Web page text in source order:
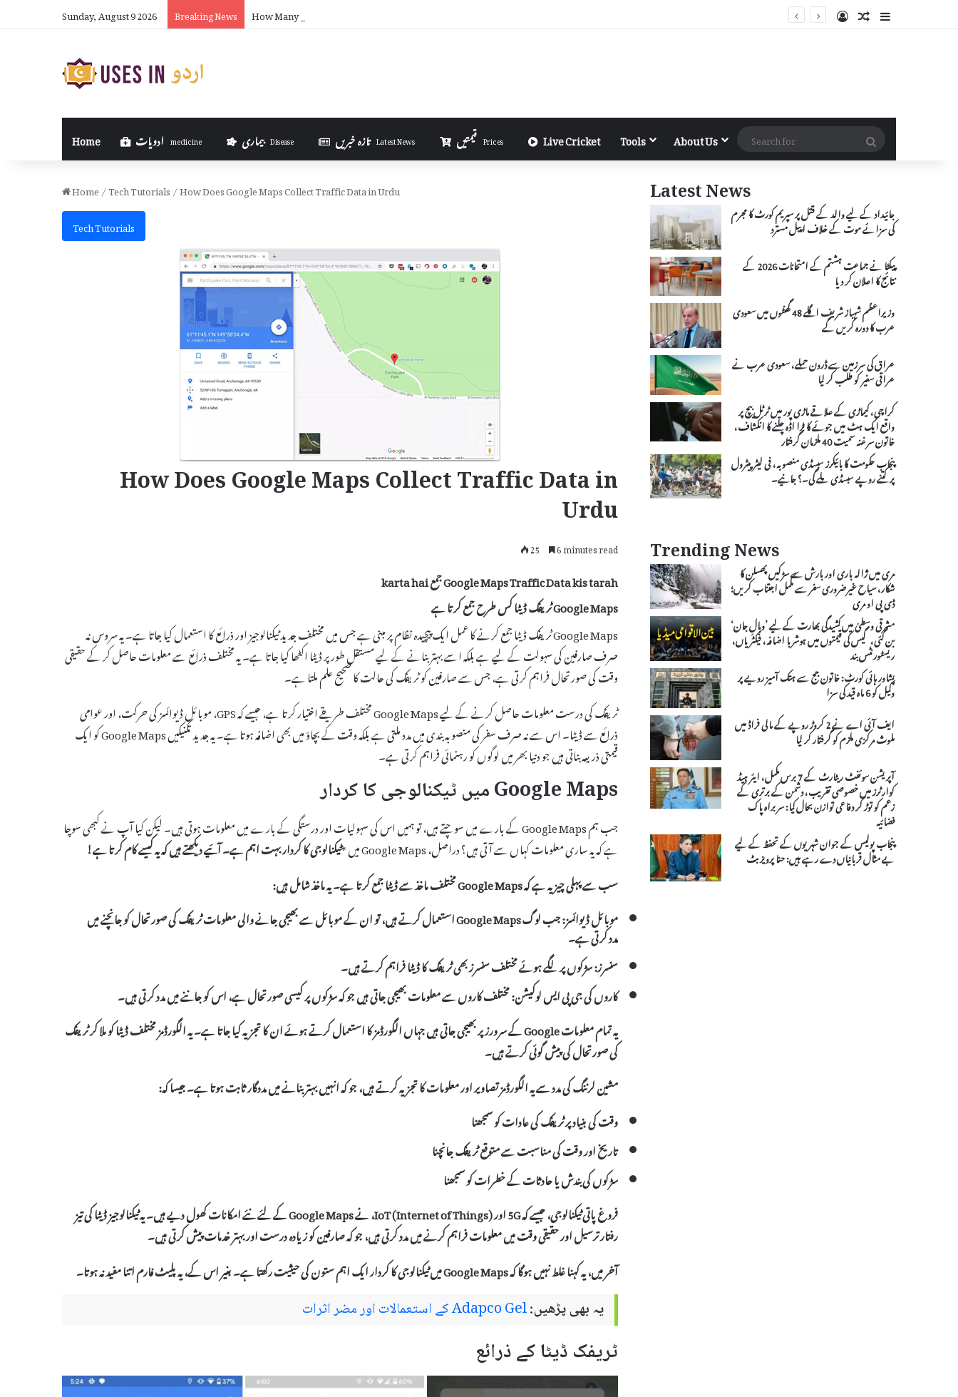
Sunday, August 9 2026 Breaking News How Many Fulbright Scholarships Are Awarded Each Year in Urdu Log InRandom Article
Sidebar
Home medicine بیماری Disease تازہ خبریں Latest News Prices Live Cricket Tools About Us
Search
for
Home/Tech Tutorials/How Does Google Maps Collect Traffic Data in Urdu
Tech Tutorials
How Does Google Maps Collect Traffic Data in
Urdu
25 6 minutes read
Google Maps Traffic Data kis tarah جمع karta hai
Google Maps ٹریفک ڈیٹا کس طرح جمع کرتا ہے
Google Maps ٹریفک ڈیٹا جمع کرنے کا عمل ایک پیچیدہ نظام پر مبنی ہے جس میں مختلف جدید ٹیکنالوجیز اور ذرائع کا استعمال کیا جاتا ہے۔ یہ سروس نہ
صرف صارفین کی سہولت کے لیے ہے بلکہ اسے بہتر بنانے کے لیے مستقل طور پر ڈیٹا اکٹھا کیا جاتا ہے۔ یہ مختلف ذرائع سے معلومات حاصل کر کے حقیقی
وقت کی صورتحال فراہم کرتی ہے، جس سے صارفین کو ٹریفک کی حالت کا صحیح علم ملتا ہے۔
ٹریفک کی درست معلومات حاصل کرنے کے لیے Google Maps مختلف طریقے اختیار کرتا ہے، جیسے کہ GPS، موبائل ڈیوائسز کی حرکت، اور عوامی
ذرائع سے ڈیٹا۔ اس سے نہ صرف سفر کی منصوبہ بندی میں مدد ملتی ہے بلکہ وقت کے بچاؤ میں بھی اضافہ ہوتا ہے۔ یہ جدید تکنیکیں Google Maps کو ایک
قیمتی ذریعہ بناتی ہیں جو دنیا بھر میں لوگوں کو رہنمائی فراہم کرتی ہے۔
Google Maps میں ٹیکنالوجی کا کردار
جب ہم Google Maps کے بارے میں سوچتے ہیں، تو ہمیں اس کی سہولیات اور درستگی کے بارے میں معلومات ہوتی ہیں۔ لیکن کیا آپ نے کبھی سوچا
ہے کہ یہ ساری معلومات کہاں سے آتی ہیں؟ دراصل، Google Maps میں * ٹیکنالوجیکا کردار بہت اہم ہے۔ آئیے دیکھتے ہیں کہ یہ کیسے کام کرتا ہے!
سب سے پہلی چیز یہ ہے کہ Google Maps مختلف
ماخذسے ڈیٹا جمع کرتا ہے۔ یہ ماخذ شامل ہیں:
موبائل ڈیوائسز:
جب لوگ Google Maps استعمال کرتے ہیں، تو ان کے موبائل سے بھیجی جانے والی معلومات ٹریفک کی صورتحال کو جانچنے میں
مدد کرتی ہے۔
سنسرز:سڑکوں پر لگے ہوئے مختلف سنسرز بھی ٹریفک کا ڈیٹا فراہم کرتے ہیں۔
کاروں کی جی پی ایس لوکیشن:مختلف کاروں سے معلومات بھیجی جاتی ہیں جو کہ سڑکوں پر کیسی صورتحال ہے، اس کو جاننے میں مدد کرتی ہیں۔
یہ تمام معلومات Google کے سرورز پر بھیجی جاتی ہیں جہاں
الگورڈمزکا استعمال کرتے ہوئے ان کا تجزیہ کیا جاتا ہے۔ یہ الگورڈمز مختلف ڈیٹا کو ملا کر ٹریفک
کی صورتحال کی پیش گوئی کرتے ہیں۔
مشین لرننگکی مدد سے یہ الگورڈمز تصاویر اور معلومات کا تجزیہ کرتے ہیں، جو کہ انہیں بہتر بنانے میں مددگار ثابت ہوتا ہے۔ جیسا کہ:
وقت کی بنیاد پر ٹریفک کی عادات کو سمجھنا
تاریخ اور وقت کی مناسبت سے متوقع ٹریفک جانچنا
سڑکوں کی بندش یا حادثات کے خطرات کو سمجھنا
فروغ پاتیٹیکنالوجی ، جیسے کہ 5G اور IoT (Internet of Things)، نے Google Maps کے لئے نئے امکانات کھول دیے ہیں۔ یہ ٹیکنالوجیز ڈیٹا کی تیز
رفتار ترسیل اور حقیقی وقت میں معلومات فراہم کرنے میں مدد کرتی ہیں، جو کہ صارفین کو زیادہ درست اور بہتر خدمات پیش کرتی ہیں۔
آخر میں، یہ کہنا غلط نہیں ہوگا کہ Google Maps میں ٹیکنالوجی کا کردار ایک اہم ستون کی حیثیت رکھتا ہے۔ بغیر اس کے، یہ پلیٹ فارم اتنا مفید نہ ہوتا۔
یہ بھی پڑھیں:Adapco Gel کے استعمالات اور مضر اثرات
ٹریفک ڈیٹا کے ذرائع
Latest News
جائیداد کے لیے والد کے قتل پر سپریم کورٹ کا مجرم
کی سزائے موت کے خلاف اپیل مسترد
پیکٹا نے جماعت ہشتم کے امتحانات 2026 کے
نتائج کا اعلان کر دیا
وزیراعظم شہباز شریف اگلے 48 گھنٹوں میں سعودی
عرب کا دورہ کریں گے
عراق کی سرزمین سے ڈرون حملے، سعودی عرب نے
عراقی سفیر کو طلب کر لیا
کراچی، کیماڑی کے علاقے ماڑی پور میں ٹرٹل بیچ پر
واقع ایک ہٹ میں جوئے کا بڑا اڈہ چلنے کا انکشاف،
خاتون سرغنہ سمیت 40 ملزمان گرفتار
پنجاب حکومت کا بائیکرز سبسڈی منصوبہ، فی لیٹر پیٹرول
پر کتنے روپے سبسڈی ملے گی۔؟ جانیے۔
Trending News
مری میں ژالہ باری اور بارش سے سڑکیں پھسلن کا
شکار، سیاح غیرضروری سفر سے مکمل اجتناب کریں؛
ڈی پی او مری
مشرقی وسطیٰ میں کشیدگی بھارت کے لیے ’وبالِ جان‘
بن گئی، گیس کی قیمتوں میں ہوشربا اضافہ، فیکٹریاں،
ریسٹورنٹس بند
پشاور ہائی کورٹ: خاتون جج سے ہتک آمیز رویے پر
وکیل کو 6 ماہ قید کی سزا
ایف آئی اے نے 2 کروڑ روپے کے مالی فراڈ میں
ملوث مرکزی ملزم کو گرفتار کر لیا
آپریشن سوئفٹ ریٹارٹ کے 7 برس مکمل، ایئر ہیڈ
کوارٹرز میں خصوصی تقریب، دشمن کے برتری کے
زعم کو توڑ کر دفاعی توازن بحال کیا: سربراہ پاک
فضائیہ
پنجاب پولیس کے جوان شہریوں کے تحفظ کے لیے
بے مثال قربانیاں دے رہے ہیں: حنا پرویز بٹ